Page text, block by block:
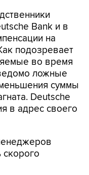
Bank и в
на
подозревает
во время
ложные
суммы
Deutsche
в адрес своего